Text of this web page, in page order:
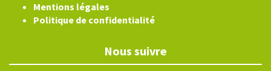
Mentions légales
Politique de confidentialité
Nous suivre